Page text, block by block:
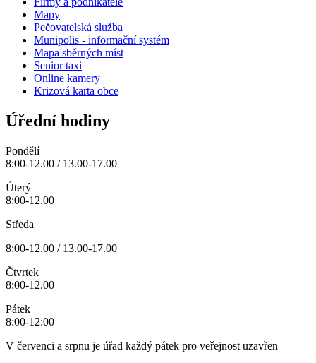
Mapy
Pečovatelská služba
Munipolis - informační systém
Mapa sběrných míst
Senior taxi
Online kamery
Krizová karta obce
Úřední hodiny
Pondělí
8:00-12.00 / 13.00-17.00
Úterý
8:00-12.00
Středa
8:00-12.00 / 13.00-17.00
Čtvrtek
8:00-12.00
Pátek
8:00-12:00
V červenci a srpnu je úřad každý pátek pro veřejnost uzavřen